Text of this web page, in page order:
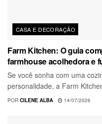
CASA E DECORAÇÃO
Farm Kitchen: O guia
farmhouse acolhedora e
Se você sonha com uma
personalidade, a Farm
POR CILENE ALBA 14/07/2026